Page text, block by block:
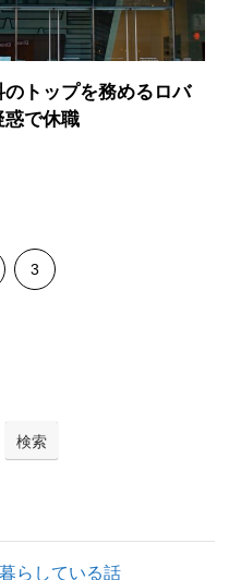
トップを務めるロバ
惑で休職
3
検索
らしている話